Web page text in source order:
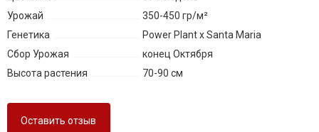
Урожай
350-450 гр/м²
Генетика
Power Plant x Santa Maria
Сбор Урожая
конец Октября
Высота растения
70-90 см
Оставить отзыв